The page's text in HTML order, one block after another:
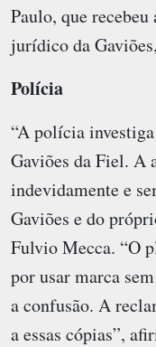
Paulo, que
jurídico da
Polícia
“A polícia
Gaviões da Fiel. A
indevidamente e
Gaviões e do
Fulvio Mecca. “O
por usar marca
a confusão. A
a essas cópias”,